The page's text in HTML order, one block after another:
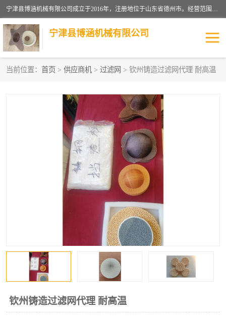
宁津县博涵机械有限公司成立于2016年，注册地位于山东省德州市。经营范围包括：机械设备研发、生产及销售，铸造用造型材料生产、销售，玻璃纤维及制品制造、销售，汽车零配件零售，机械零件、零部件加工，机械零件、零部件销售等；主要产品有：纤维过滤网,陶瓷过滤器,泡沫陶瓷过滤器,耐高温纤维过滤器,铸铁过滤器,铸铜过滤网,铸铝过滤网,铝轮毂过滤网,高效过滤网,高效陶瓷过滤网,高效纤维过滤网。
宁津县博涵机械有限公司
当前位置： 首页 > 供应商机 > 过滤网 > 钦州铸造过滤网代理 耐高温
钦州铸造过滤网代理 耐高温
挡渣棉
避脏网